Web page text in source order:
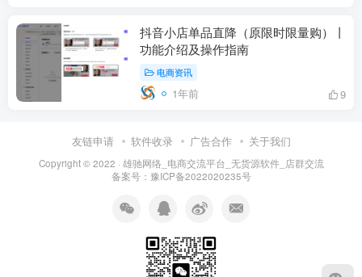
抖音小店单品直降（原限时限量购）丨
功能介绍及操作指南
电商资讯
1年前 9
友链申请 软件收录 广告合作 关于我们
Copyright © 2022 · 雄驰网络_电商交流平台_无货源软件_店群交流
备案号： 豫ICP备2022020235号